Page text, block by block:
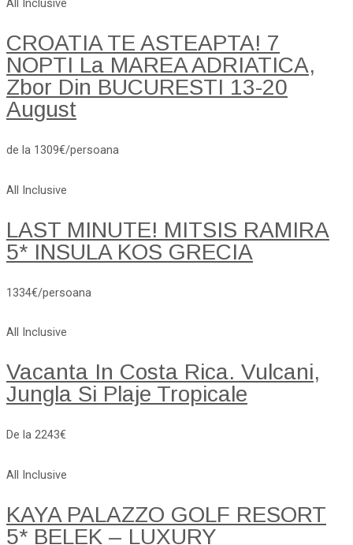
All Inclusive
CROATIA TE ASTEAPTA! 7
NOPTI La MAREA ADRIATICA,
Zbor Din BUCURESTI 13-20
August
de la 1309€/persoana
All Inclusive
LAST MINUTE! MITSIS RAMIRA
5* INSULA KOS GRECIA
1334€/persoana
All Inclusive
Vacanta In Costa Rica. Vulcani,
Jungla Si Plaje Tropicale
De la 2243€
All Inclusive
KAYA PALAZZO GOLF RESORT
5* BELEK – LUXURY